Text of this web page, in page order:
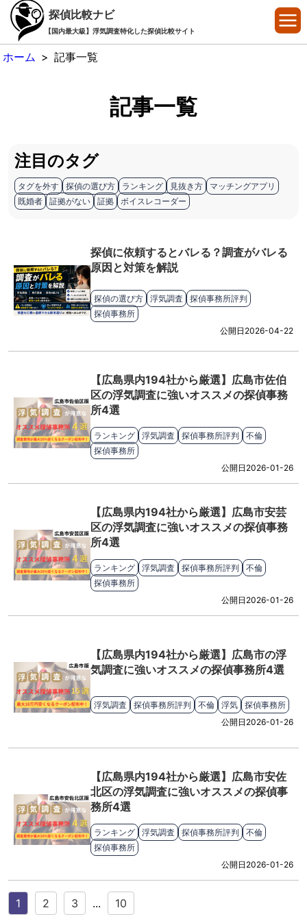
探偵比較ナビ
【国内最大級】浮気調査特化した探偵比較サイト
ホーム > 記事一覧
記事一覧
注目のタグ
タグを外す 探偵の選び方 ランキング 見抜き方
マッチングアプリ
既婚者
証拠がない 証拠 ボイスレコーダー
探偵に依頼するとバレる？調査がバレる
原因と対策を解説
探偵の選び方 浮気調査
探偵事務所評判
探偵事務所
公開日 2026-04-22
【広島県内194社から厳選】広島市佐伯
区の浮気調査に強いオススメの探偵事務
所4選
ランキング 浮気調査 探偵事務所評判
不倫
探偵事務所
公開日 2026-01-26
【広島県内194社から厳選】広島市安芸
区の浮気調査に強いオススメの探偵事務
所4選
ランキング 浮気調査 探偵事務所評判
不倫
探偵事務所
公開日 2026-01-26
【広島県内194社から厳選】広島市の浮
気調査に強いオススメの探偵事務所4選
浮気調査 探偵事務所評判 不倫 浮気
探偵事務所
公開日 2026-01-26
【広島県内194社から厳選】広島市安佐
北区の浮気調査に強いオススメの探偵事
務所4選
ランキング 浮気調査 探偵事務所評判
不倫
探偵事務所
公開日 2026-01-26
1 2 3 ... 10